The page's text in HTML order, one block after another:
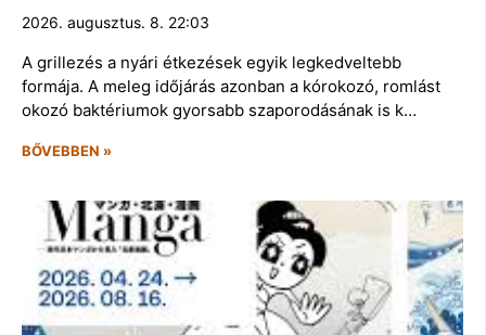
2026. augusztus. 8. 22:03
A grillezés a nyári étkezések egyik legkedveltebb
formája. A meleg időjárás azonban a kórokozó, romlást
okozó baktériumok gyorsabb szaporodásának is k…
BŐVEBBEN »